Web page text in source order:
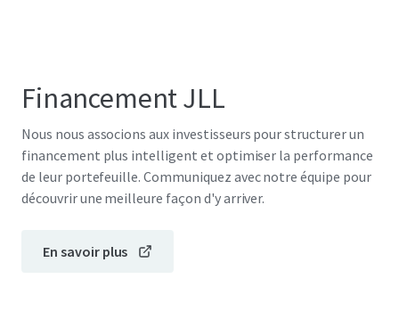
Financement JLL
Nous nous associons aux investisseurs pour structurer un
financement plus intelligent et optimiser la performance
de leur portefeuille. Communiquez avec notre équipe pour
découvrir une meilleure façon d'y arriver.
En savoir plus